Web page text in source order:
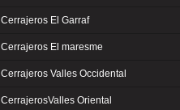
Cerrajeros El Garraf
Cerrajeros El maresme
Cerrajeros Valles Occidental
CerrajerosValles Oriental